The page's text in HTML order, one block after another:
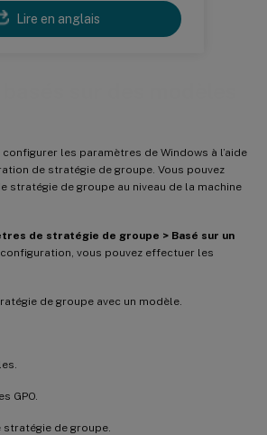
Lire en anglais
les paramètres de Windows à l’aide
de stratégie de groupe. Vous pouvez
stratégie de groupe au niveau de la machine
de stratégie de groupe > Basé sur un
vous pouvez effectuer les
de groupe avec un modèle.
GPO.
de groupe.